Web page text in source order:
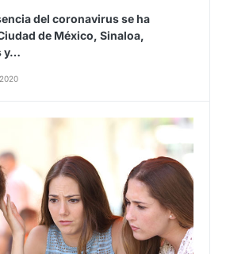
del coronavirus se ha
de México, Sinaloa,
y…